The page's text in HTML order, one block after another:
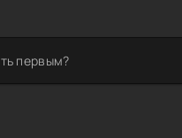
первым?